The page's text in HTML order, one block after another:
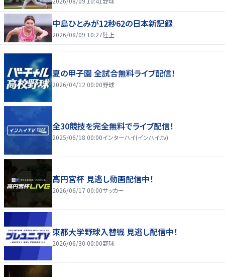
中島ひとみが12秒62の日本新記録
2026/08/09 10:27陸上
夏の甲子園 全試合無料ライブ配信！
2026/04/12 00:00野球
全30競技を完全無料でライブ配信！
2025/06/18 00:00インターハイ(インハイ.tv)
高円宮杯 見逃し動画配信中！
2026/06/17 00:00サッカー
東都大学野球入替戦 見逃し配信中！
2026/06/30 00:00野球